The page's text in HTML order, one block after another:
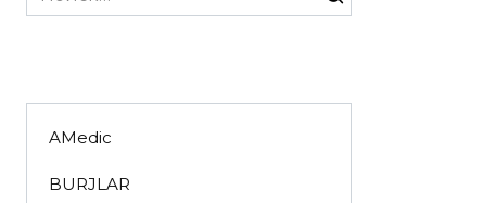
for:
AMedic
BURJLAR